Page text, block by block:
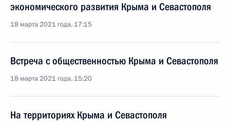
экономического развития Крыма и Севастополя
18 марта 2021 года, 17:15
Встреча с общественностью Крыма и Севастополя
18 марта 2021 года, 15:20
На территориях Крыма и Севастополя